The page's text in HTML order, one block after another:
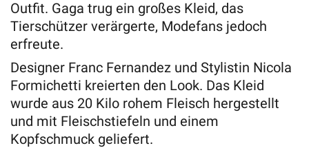
Outfit. Gaga trug ein großes Kleid, das
Tierschützer verärgerte, Modefans jedoch
erfreute.
Designer Franc Fernandez und Stylistin Nicola
Formichetti kreierten den Look. Das Kleid
wurde aus 20 Kilo rohem Fleisch hergestellt
und mit Fleischstiefeln und einem
Kopfschmuck geliefert.